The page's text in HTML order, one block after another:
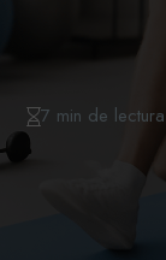
7 min de lectura